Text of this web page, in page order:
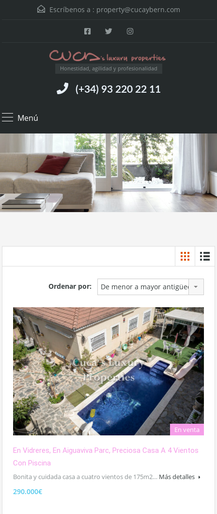
Escríbenos a : property@cucaybern.com
Honestidad, agilidad y profesionalidad
(+34) 93 220 22 11
Menú
Ordenar por: De menor a mayor antigüedad
En venta
En Vidreres, En Aiguaviva Parc, Preciosa Casa A 4 Vientos
Con Piscina
Bonita y cuidada casa a cuatro vientos de 175m2… Más detalles
290.000€